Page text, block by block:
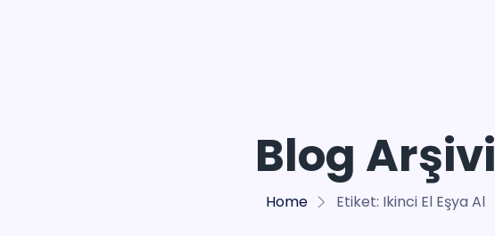
Blog Arşivi
Home Etiket: Ikinci El Eşya Al